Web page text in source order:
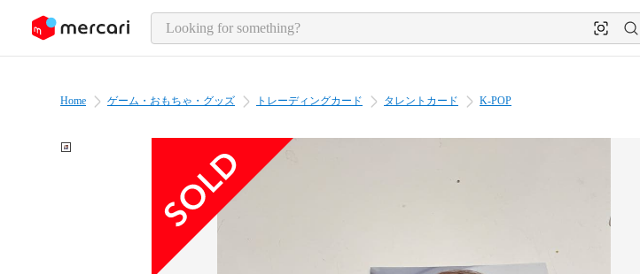
page content
Home ゲーム・おもちゃ・グッズ トレーディングカード タレントカード K-POP